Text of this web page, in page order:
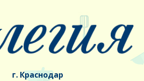
г. Краснодар